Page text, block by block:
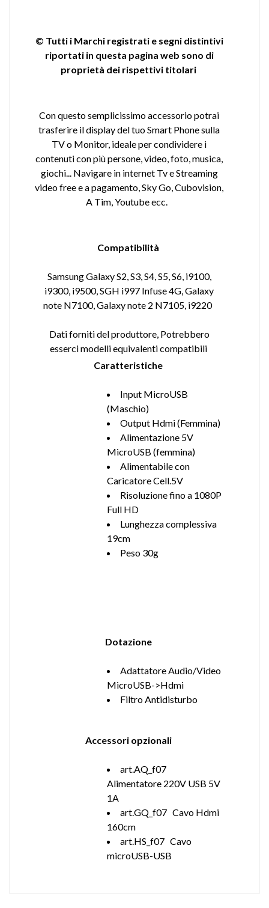
© Tutti i Marchi registrati e segni distintivi
riportati in questa pagina web sono di
proprietà dei rispettivi titolari
Con questo semplicissimo accessorio potrai
trasferire il display del tuo Smart Phone sulla
TV o Monitor, ideale per condividere i
contenuti con più persone, video, foto, musica,
giochi... Navigare in internet Tv e Streaming
video free e a pagamento, Sky Go, Cubovision,
A Tim, Youtube ecc.
Compatibilità
Samsung Galaxy S2, S3, S4, S5, S6, i9100,
i9300, i9500, SGH i997 Infuse 4G, Galaxy
note N7100, Galaxy note 2 N7105, i9220
Dati forniti del produttore, Potrebbero
esserci modelli equivalenti compatibili
Caratteristiche
Input MicroUSB
(Maschio)
Output Hdmi (Femmina)
Alimentazione 5V
MicroUSB (femmina)
Alimentabile con
Caricatore Cell.5V
Risoluzione fino a 1080P
Full HD
Lunghezza complessiva
19cm
Peso 30g
Dotazione
Adattatore Audio/Video
MicroUSB->Hdmi
Filtro Antidisturbo
Accessori opzionali
art.AQ_f07
Alimentatore 220V USB 5V
1A
art.GQ_f07 Cavo Hdmi
160cm
art.HS_f07 Cavo
microUSB-USB